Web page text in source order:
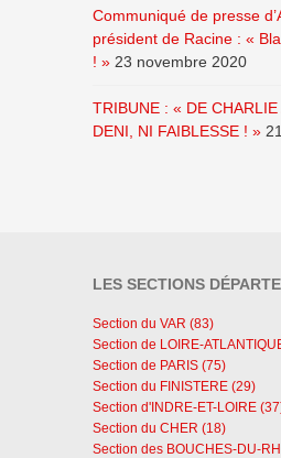
Communiqué de presse
président de Racine : «
! » 23 novembre 2020
TRIBUNE : « DE CHARLIE
DENI, NI FAIBLESSE ! »
LES SECTIONS
Section du VAR (83)
Section de LOIRE-
Section de PARIS (75)
Section du FINISTERE (29)
Section d'INDRE-ET-LOIRE
Section du CHER (18)
Section des BOUCHES-DU-